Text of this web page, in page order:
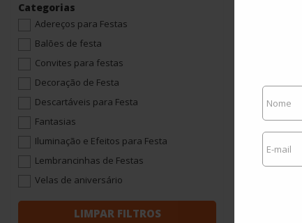
Categorias
Adereços para Festas
Balões de festa
Convites para festas
Decoração de Festa
Descartáveis para Festa
Fantasias
Iluminação e Efeitos para Festa
Lembrancinhas de Festas
Velas de aniversário
LIMPAR FILTROS